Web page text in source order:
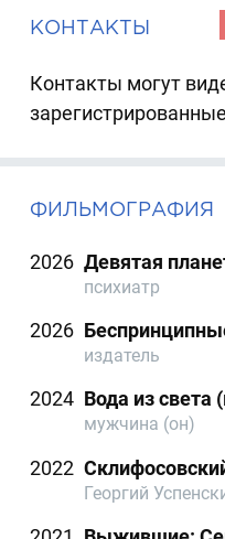
КОНТАКТЫ
Контакты могут
ФИЛЬМОГРАФИЯ
2026 Девятая
психиатр
2026
издатель
2024 Вода из света
мужчина (он)
2022
Георгий